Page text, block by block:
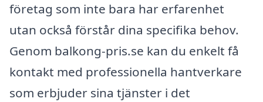
företag som inte bara har erfarenhet
utan också förstår dina specifika behov.
Genom balkong-pris.se kan du enkelt få
kontakt med professionella hantverkare
som erbjuder sina tjänster i det